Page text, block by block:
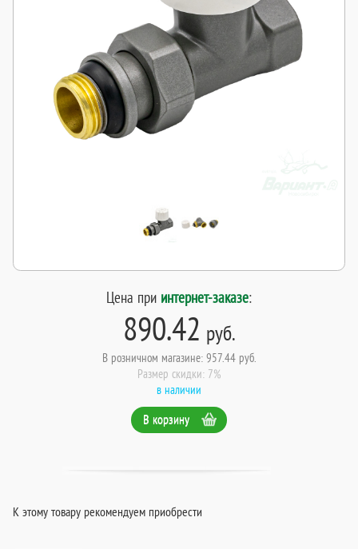
Цена при интернет-заказе:
890.42 руб.
В розничном магазине: 957.44 руб.
Размер скидки: 7%
в наличии
В корзину
К этому товару рекомендуем приобрести